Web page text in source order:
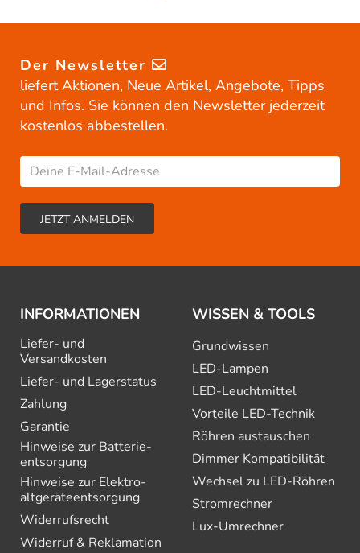
Der Newsletter
liefert Aktionen, Neue Artikel, Angebote, Tipps
und Infos. Sie können den Newsletter jederzeit
kostenlos abbestellen.
INFORMATIONEN
Liefer- und
Versandkosten
Liefer- und Lagerstatus
Zahlung
Garantie
Hinweise zur Batterie­
entsorgung
Hinweise zur Elektro­
altgeräte­entsorgung
Widerrufsrecht
Widerruf & Reklamation
WISSEN & TOOLS
Grundwissen
LED-Lampen
LED-Leuchtmittel
Vorteile LED-Technik
Röhren austauschen
Dimmer Kompatibilität
Wechsel zu LED-Röhren
Stromrechner
Lux-Umrechner